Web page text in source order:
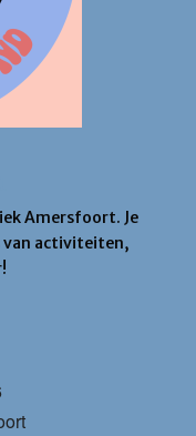
Amersfoort. Je
activiteiten,